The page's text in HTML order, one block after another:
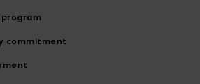
commitment